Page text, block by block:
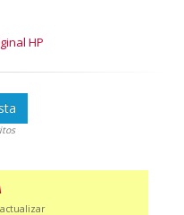
HP
actualizar